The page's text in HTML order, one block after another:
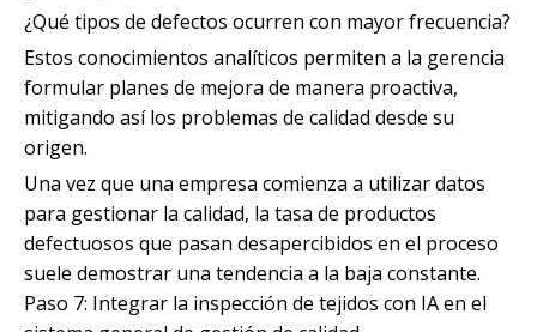
¿Qué tipos de defectos ocurren con mayor frecuencia?
Estos conocimientos analíticos permiten a la gerencia
formular planes de mejora de manera proactiva,
mitigando así los problemas de calidad desde su
origen.
Una vez que una empresa comienza a utilizar datos
para gestionar la calidad, la tasa de productos
defectuosos que pasan desapercibidos en el proceso
suele demostrar una tendencia a la baja constante.
Paso 7: Integrar la inspección de tejidos con IA en el